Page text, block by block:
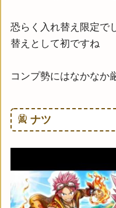
恐らく入れ替え限定で
替えとして初ですね
コンプ勢にはなかなか
ナツ